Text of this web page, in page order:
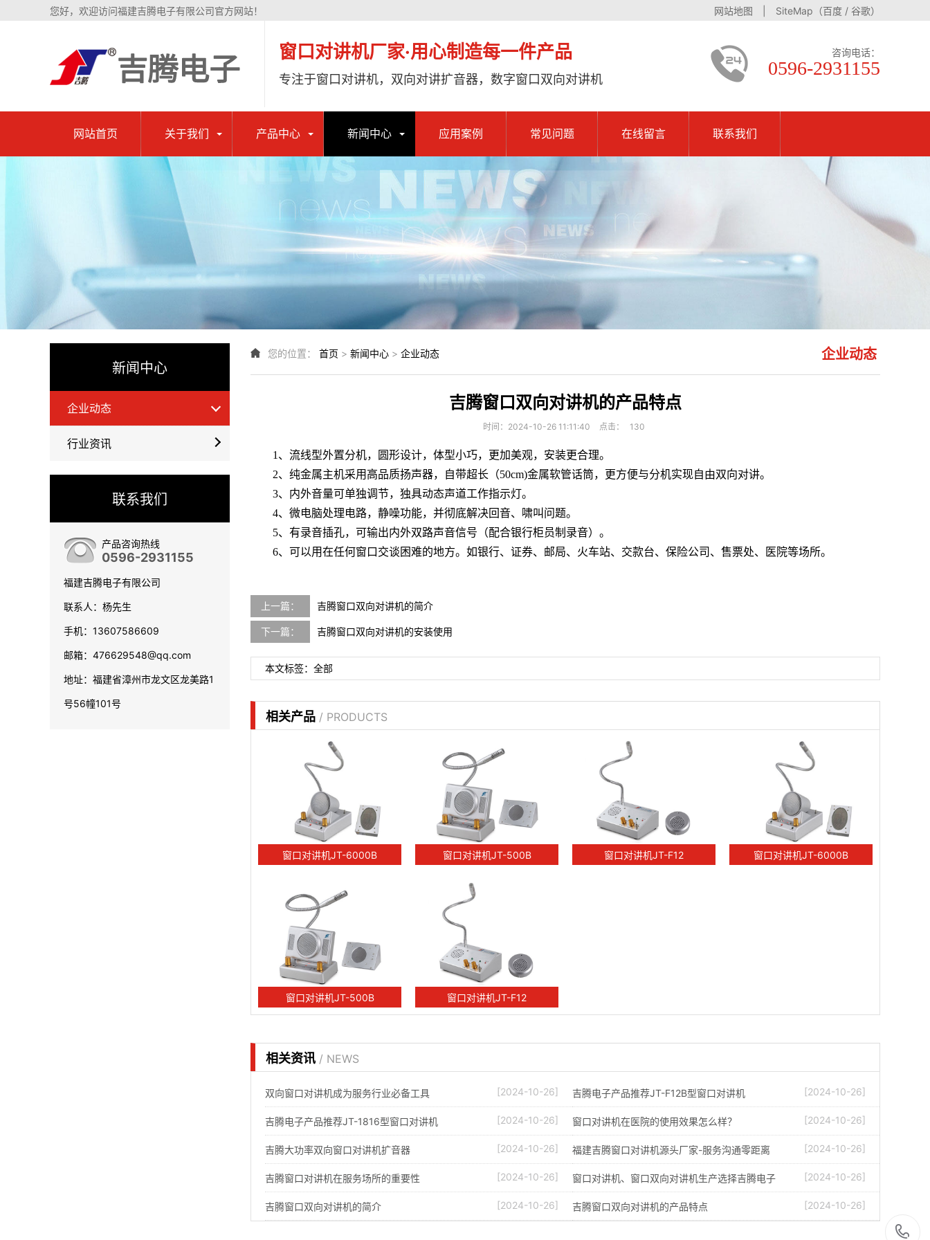
您好，欢迎访问福建吉腾电子有限公司官方网站！ 网站地图 | SiteMap（百度 / 谷歌）
窗口对讲机厂家·用心制造每一件产品
专注于窗口对讲机，双向对讲扩音器，数字窗口双向对讲机
咨询电话：
0596-2931155
网站首页 关于我们 产品中心 新闻中心 应用案例 常见问题 在线留言 联系我们
新闻中心
企业动态
行业资讯
联系我们
产品咨询热线
0596-2931155
福建吉腾电子有限公司
联系人：杨先生
手机：13607586609
邮箱：476629548@qq.com
地址：福建省漳州市龙文区龙美路1
号56幢101号
您的位置： 首页 > 新闻中心 > 企业动态 企业动态
吉腾窗口双向对讲机的产品特点
时间：2024-10-26 11:11:40 点击： 130
1、流线型外置分机，圆形设计，体型小巧，更加美观，安装更合理。
2、纯金属主机采用高品质扬声器，自带超长（50cm)金属软管话筒，更方便与分机实现自由双向对讲。
3、内外音量可单独调节，独具动态声道工作指示灯。
4、微电脑处理电路，静噪功能，并彻底解决回音、啸叫问题。
5、有录音插孔，可输出内外双路声音信号（配合银行柜员制录音）。
6、可以用在任何窗口交谈困难的地方。如银行、证券、邮局、火车站、交款台、保险公司、售票处、医院等场所。
上一篇： 吉腾窗口双向对讲机的简介
下一篇： 吉腾窗口双向对讲机的安装使用
本文标签： 全部
相关产品 / PRODUCTS
窗口对讲机JT-6000B 窗口对讲机JT-500B 窗口对讲机JT-F12 窗口对讲机JT-6000B
窗口对讲机JT-500B 窗口对讲机JT-F12
相关资讯 / NEWS
双向窗口对讲机成为服务行业必备工具 [2024-10-26] 吉腾电子产品推荐JT-F12B型窗口对讲机 [2024-10-26]
吉腾电子产品推荐JT-1816型窗口对讲机 [2024-10-26] 窗口对讲机在医院的使用效果怎么样？ [2024-10-26]
吉腾大功率双向窗口对讲机扩音器 [2024-10-26] 福建吉腾窗口对讲机源头厂家-服务沟通零距离 [2024-10-26]
吉腾窗口对讲机在服务场所的重要性 [2024-10-26] 窗口对讲机、窗口双向对讲机生产选择吉腾电子 [2024-10-26]
吉腾窗口双向对讲机的简介 [2024-10-26] 吉腾窗口双向对讲机的产品特点 [2024-10-26]